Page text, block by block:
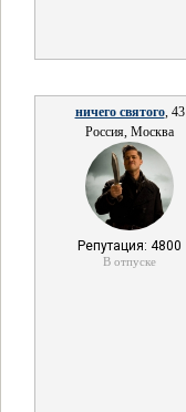
ничего святого, 43
Россия, Москва
Репутация: 4800
В отпуске